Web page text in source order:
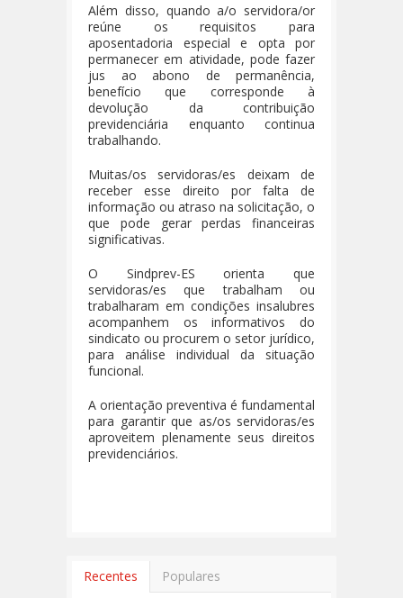
Além disso, quando a/o servidora/or
reúne os requisitos para
aposentadoria especial e opta por
permanecer em atividade, pode fazer
jus ao abono de permanência,
benefício que corresponde à
devolução da contribuição
previdenciária enquanto continua
trabalhando.
Muitas/os servidoras/es deixam de
receber esse direito por falta de
informação ou atraso na solicitação, o
que pode gerar perdas financeiras
significativas.
O Sindprev-ES orienta que
servidoras/es que trabalham ou
trabalharam em condições insalubres
acompanhem os informativos do
sindicato ou procurem o setor jurídico,
para análise individual da situação
funcional.
A orientação preventiva é fundamental
para garantir que as/os servidoras/es
aproveitem plenamente seus direitos
previdenciários.
Recentes Populares